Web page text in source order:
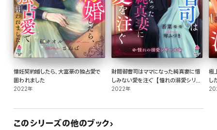
懐妊契約婚したら、大富豪の独占愛で
囲われました
2022年
財閥御曹司はママになった純真妻に惜
しみない愛を注ぐ【憧れの溺愛シリー
ズ】
2022年
極
し
このシリーズの他のブック